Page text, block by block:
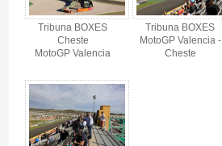
Tribuna BOXES
Cheste
MotoGP Valencia
Tribuna BOXES
MotoGP Valencia -
Cheste